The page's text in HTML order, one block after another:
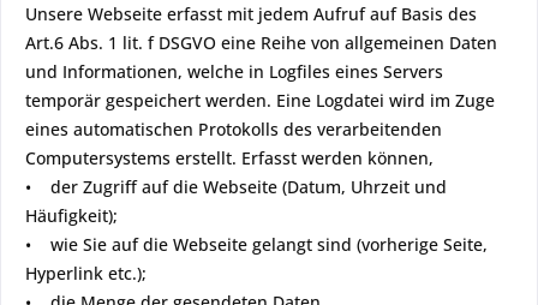
Unsere Webseite erfasst mit jedem Aufruf auf Basis des
Art.6 Abs. 1 lit. f DSGVO eine Reihe von allgemeinen Daten
und Informationen, welche in Logfiles eines Servers
temporär gespeichert werden. Eine Logdatei wird im Zuge
eines automatischen Protokolls des verarbeitenden
Computersystems erstellt. Erfasst werden können,
• der Zugriff auf die Webseite (Datum, Uhrzeit und
Häufigkeit);
• wie Sie auf die Webseite gelangt sind (vorherige Seite,
Hyperlink etc.);